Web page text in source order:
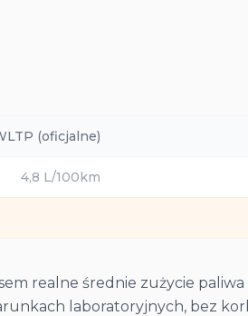
(oficjalne)
4,8 L/100km
realne średnie zużycie
laboratoryjnych, bez